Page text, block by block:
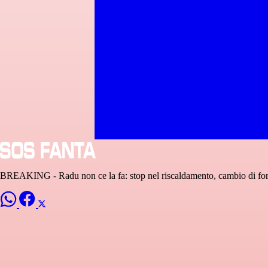
BREAKING - Radu non ce la fa: stop nel riscaldamento, cambio di